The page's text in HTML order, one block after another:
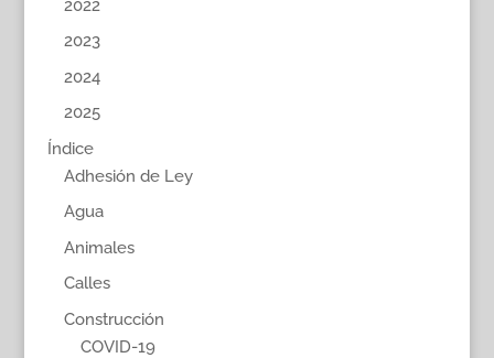
2022
2023
2024
2025
Índice
Adhesión de Ley
Agua
Animales
Calles
Construcción
COVID-19